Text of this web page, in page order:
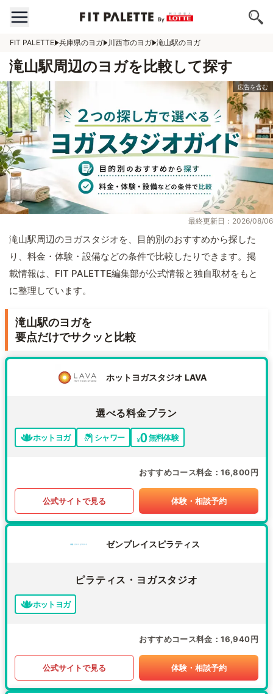
FIT PALETTE 兵庫県のヨガ 川西市のヨガ 滝山駅のヨガ
滝山駅周辺のヨガを比較して探す
最終更新日：2026/08/06
滝山駅周辺のヨガスタジオを、目的別のおすすめから探した
り、料金・体験・設備などの条件で比較したりできます。掲
載情報は、FIT PALETTE編集部が公式情報と独自取材をもと
に整理しています。
滝山駅のヨガを
要点だけでサクッと比較
ホットヨガスタジオ LAVA
選べる料金プラン
ホットヨガ シャワー 無料体験
おすすめコース料金 16,800円
公式サイトで見る 体験・相談予約
ゼンプレイスピラティス
ピラティス・ヨガスタジオ
ホットヨガ
おすすめコース料金 16,940円
公式サイトで見る 体験・相談予約